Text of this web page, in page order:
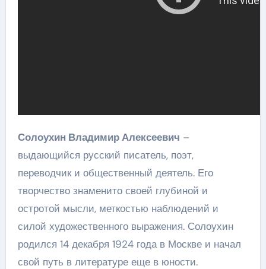
Солоухин Владимир Алексеевич –
выдающийся русский писатель, поэт,
переводчик и общественный деятель. Его
творчество знаменито своей глубиной и
остротой мысли, меткостью наблюдений и
силой художественного выражения. Солоухин
родился 14 декабря 1924 года в Москве и начал
свой путь в литературе еще в юности.